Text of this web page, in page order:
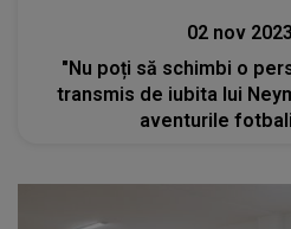
02 nov 2023
"Nu poți să schimbi o
transmis de iubita lui
aventurile